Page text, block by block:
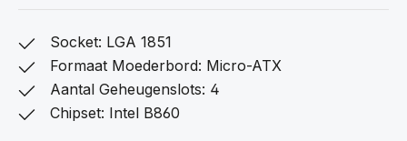
Socket: LGA 1851
Formaat Moederbord: Micro-ATX
Aantal Geheugenslots: 4
Chipset: Intel B860